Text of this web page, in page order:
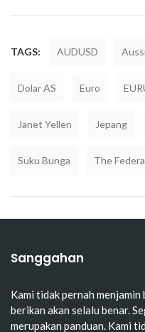
TAGS: AUDUSD
Dolar AS Euro
Janet Yellen Jepang
Suku Bunga The
Sanggahan
Kami tidak pernah
berikan akan selalu benar.
merupakan panduan. Kami